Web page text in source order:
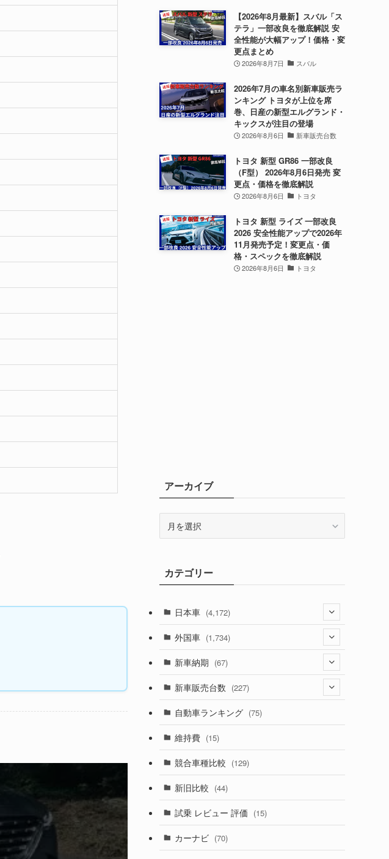
【2026年8月最新】スバル「ス
テラ」一部改良を徹底解説 安
全性能が大幅アップ！価格・変
更点まとめ
2026年8月7日 スバル
2026年7月の車名別新車販売ラ
ンキング トヨタが上位を席
巻、日産の新型エルグランド・
キックスが注目の登場
2026年8月6日 新車販売台数
トヨタ 新型 GR86 一部改良
（F型） 2026年8月6日発売 変
更点・価格を徹底解説
2026年8月6日 トヨタ
トヨタ 新型 ライズ 一部改良
2026 安全性能アップで2026年
11月発売予定！変更点・価
格・スペックを徹底解説
2026年8月6日 トヨタ
アーカイブ
ブカテゴリー
日本車 (4,172)
(1,321)
(329)
(525)
(357)
(328)
(194)
(230)
(253)
外国車 (1,734)
(188)
(242)
(85)
(84)
(14)
(222)
(50)
(58)
新車納期 (67)
(28)
(8)
(3)
(3)
(5)
(1)
新車販売台数 (227)
(21)
(5)
(7)
(5)
自動車ランキング (75)
維持費 (15)
競合車種比較 (129)
新旧比較 (44)
試乗 レビュー 評価 (15)
カーナビ (70)